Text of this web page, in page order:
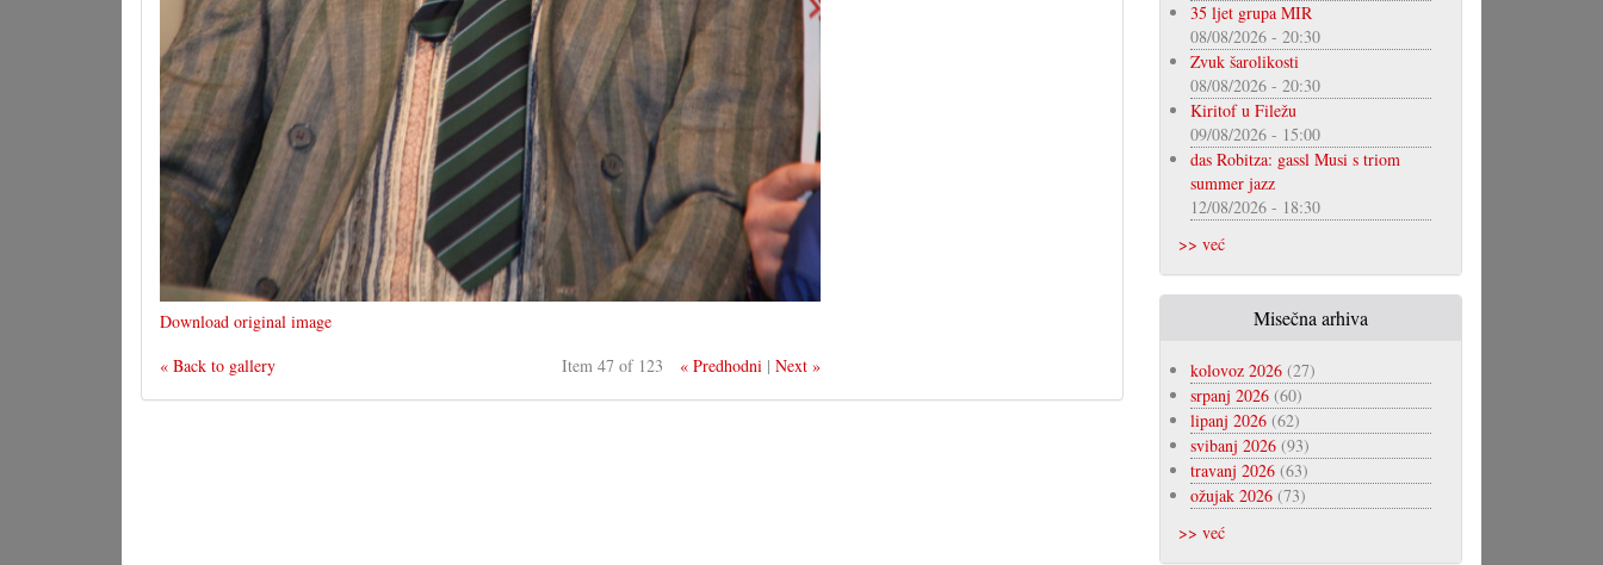
Download original image
« Back to gallery
Item 47 of 123 « Predhodni |Next »
35 ljet grupa MIR
08/08/2026 - 20:30
Zvuk šarolikosti
08/08/2026 - 20:30
Kiritof u Filežu
09/08/2026 - 15:00
das Robitza: gassl Musi s triom
summer jazz
12/08/2026 - 18:30
>> već
Misečna arhiva
kolovoz 2026(27)
srpanj 2026(60)
lipanj 2026(62)
svibanj 2026(93)
travanj 2026(63)
ožujak 2026(73)
>> već